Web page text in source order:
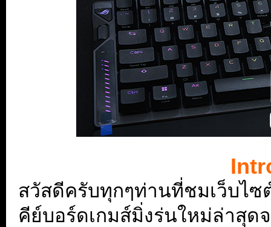
สวัสดีครับทุกๆท่านที่ชมเว็บไซ
คีย์บอร์ดเกมส์มิ่งร่นใหม่ล่าสุ